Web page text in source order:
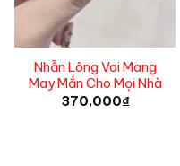
Nhẫn Lông Voi Mang
May Mắn Cho Mọi Nhà
370,000₫